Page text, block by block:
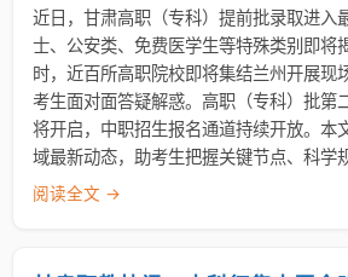
近日，甘肃高职（专科）提前批录取进入
士、公安类、免费医学生等特殊类别即将
时，近百所高职院校即将集结兰州开展现
考生面对面答疑解惑。高职（专科）批第
将开启，中职招生报名通道持续开放。本
域最新动态，助考生把握关键节点、科学
阅读全文 →